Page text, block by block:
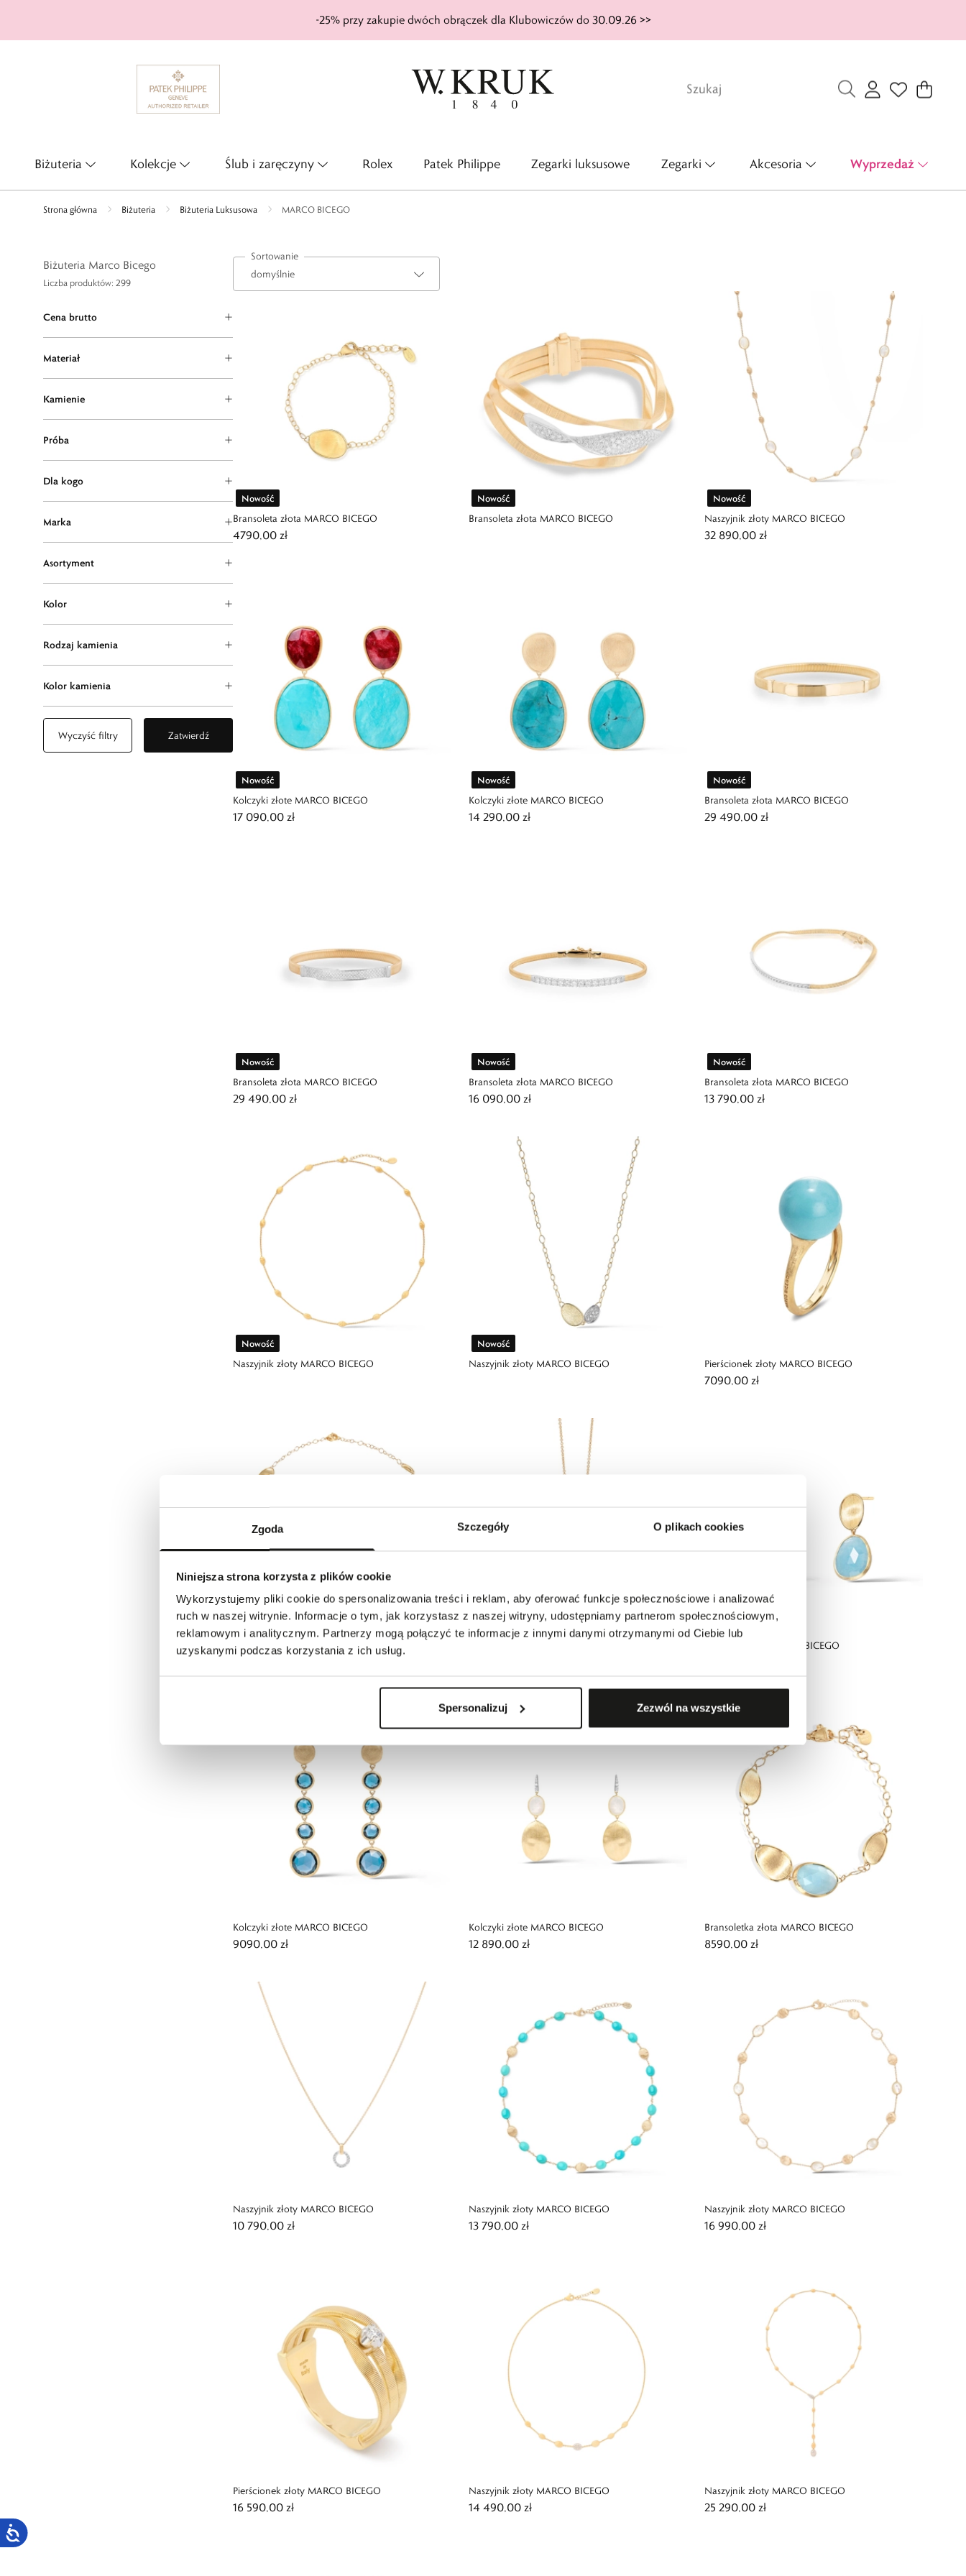
Zgoda Szczegóły O plikach cookies
Niniejsza strona korzysta z plików cookie
Wykorzystujemy pliki cookie do spersonalizowania treści i reklam, aby oferować funkcje społecznościowe i analizować
ruch w naszej witrynie. Informacje o tym, jak korzystasz z naszej witryny, udostępniamy partnerom społecznościowym,
reklamowym i analitycznym. Partnerzy mogą połączyć te informacje z innymi danymi otrzymanymi od Ciebie lub
uzyskanymi podczas korzystania z ich usług.
Spersonalizuj Zezwól na wszystkie
-25% przy zakupie dwóch obrączek dla Klubowiczów do 30.09.26 >>
Biżuteria Kolekcje Ślub i zaręczyny Rolex Patek Philippe Zegarki luksusowe Zegarki Akcesoria Wyprzedaż
Strona główna Biżuteria Biżuteria Luksusowa MARCO BICEGO
Biżuteria Marco Bicego
Liczba produktów: 299
Sortowanie
Cena brutto
Materiał
Kamienie
Próba
Dla kogo
Marka
Asortyment
Kolor
Rodzaj kamienia
Kolor kamienia
Wyczyść filtry Zatwierdź
Nowość
Bransoleta złota MARCO BICEGO
4790,00 zł
Nowość
Bransoleta złota MARCO BICEGO
Nowość
Naszyjnik złoty MARCO BICEGO
32 890,00 zł
Nowość
Kolczyki złote MARCO BICEGO
17 090,00 zł
Nowość
Kolczyki złote MARCO BICEGO
14 290,00 zł
Nowość
Bransoleta złota MARCO BICEGO
29 490,00 zł
Nowość
Bransoleta złota MARCO BICEGO
29 490,00 zł
Nowość
Bransoleta złota MARCO BICEGO
16 090,00 zł
Nowość
Bransoleta złota MARCO BICEGO
13 790,00 zł
Nowość
Naszyjnik złoty MARCO BICEGO
Nowość
Naszyjnik złoty MARCO BICEGO Pierścionek złoty MARCO BICEGO
7090,00 zł
Naszyjnik złoty MARCO BICEGO Kolczyki złote MARCO BICEGO
Kolczyki złote MARCO BICEGO
9090,00 zł
Kolczyki złote MARCO BICEGO
12 890,00 zł
Bransoletka złota MARCO BICEGO
8590,00 zł
Naszyjnik złoty MARCO BICEGO
10 790,00 zł
Naszyjnik złoty MARCO BICEGO
13 790,00 zł
Naszyjnik złoty MARCO BICEGO
16 990,00 zł
Pierścionek złoty MARCO BICEGO
16 590,00 zł
Naszyjnik złoty MARCO BICEGO
14 490,00 zł
Naszyjnik złoty MARCO BICEGO
25 290,00 zł